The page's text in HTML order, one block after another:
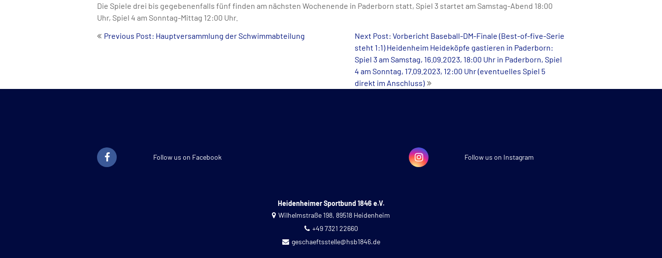
Die Spiele drei bis gegebenenfalls fünf finden am nächsten Wochenende in Paderborn statt, Spiel 3 startet am Samstag-Abend 18:00
Uhr, Spiel 4 am Sonntag-Mittag 12:00 Uhr.
Beitrags-
Previous Post: Hauptversammlung der Schwimmabteilung
Next Post: Vorbericht Baseball-DM-Finale (Best-of-five-Serie
steht 1:1) Heidenheim Heideköpfe gastieren in Paderborn:
Spiel 3 am Samstag, 16.09.2023, 18:00 Uhr in Paderborn, Spiel
4 am Sonntag, 17.09.2023, 12:00 Uhr (eventuelles Spiel 5
direkt im Anschluss)
Follow us on Facebook Follow us on Instagram
Heidenheimer Sportbund 1846 e.V.
Wilhelmstraße 198, 89518 Heidenheim
+49 7321 22660
geschaeftsstelle@hsb1846.de